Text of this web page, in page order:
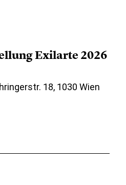
Exilarte 2026
18, 1030 Wien